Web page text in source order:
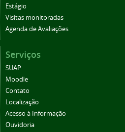
Estágio
Visitas monitoradas
Agenda de Avaliações
Serviços
SUAP
Moodle
Contato
Localização
Acesso à Informação
Ouvidoria